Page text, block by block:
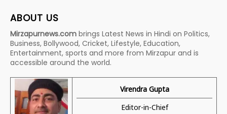
ABOUT US
Mirzapurnews.com brings Latest News in Hindi on Politics,
Business, Bollywood, Cricket, Lifestyle, Education,
Entertainment, sports and more from Mirzapur and is
accessible around the world.
Virendra Gupta
Editor-in-Chief